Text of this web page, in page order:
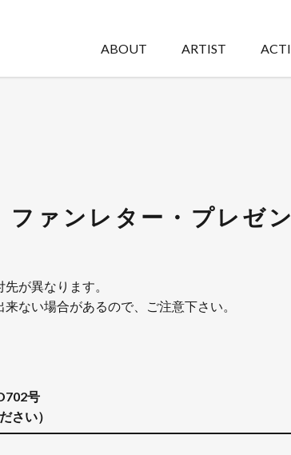
ABOUT ARTIST
ファンレター・プレゼ
が異なります。
ない場合があるので、ご注意下さい。
号
さい）